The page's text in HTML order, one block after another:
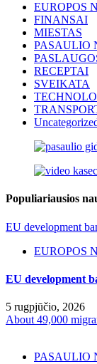
EUROPOS
FINANSAI
MIESTAS
PASAULIO
RECEPTAI
SVEIKATA
Populiariausios
EU development
EUROPOS
EU development
5 rugpjūčio, 2026
About 49,000
PASAULIO